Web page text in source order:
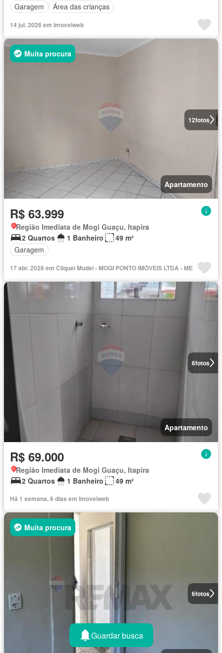
Garagem
Área das crianças
14 jul. 2026 em Imovelweb
12fotos
Muita procura
Apartamento
R$ 63.999
Região Imediata de Mogi Guaçu, Itapira
2 Quartos
1 Banheiro
49 m²
Garagem
17 abr. 2026 em Cliquei Mudei - MOGI PONTO IMÓVEIS LTDA - ME
6fotos
Apartamento
R$ 69.000
Região Imediata de Mogi Guaçu, Itapira
2 Quartos
1 Banheiro 49 m²
Há 1 semana, 6 dias em Imovelweb
6fotos
Muita procura
Guardar busca